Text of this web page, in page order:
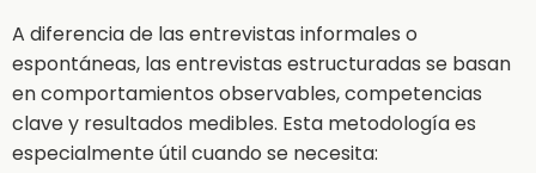
A diferencia de las entrevistas informales o
espontáneas, las entrevistas estructuradas se basan
en comportamientos observables, competencias
clave y resultados medibles. Esta metodología es
especialmente útil cuando se necesita: